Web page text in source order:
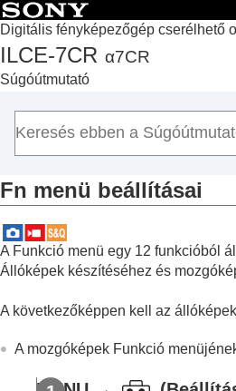
Digitális fényképezőgép cserélhető
ILCE-7CR α7CR
Súgóútmutató
Lap teteje
A „Súgóútmutató” használata
A fényképezőgép
A fényképezőgép és a mellékelt
Alapvető műveletek
Funkciók keresése a MENU-ben
A fényképezési funkciók
A fejezet tartalma
A fényképezőgép
Gyakran
A tárcsa
Fn menü beállításai
A Funkció menü egy 12 funkcióból
Állóképek készítéséhez és
A következőképpen kell az
A mozgóképek Funkció